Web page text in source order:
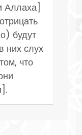
Аллаха]
будут
них слух
что